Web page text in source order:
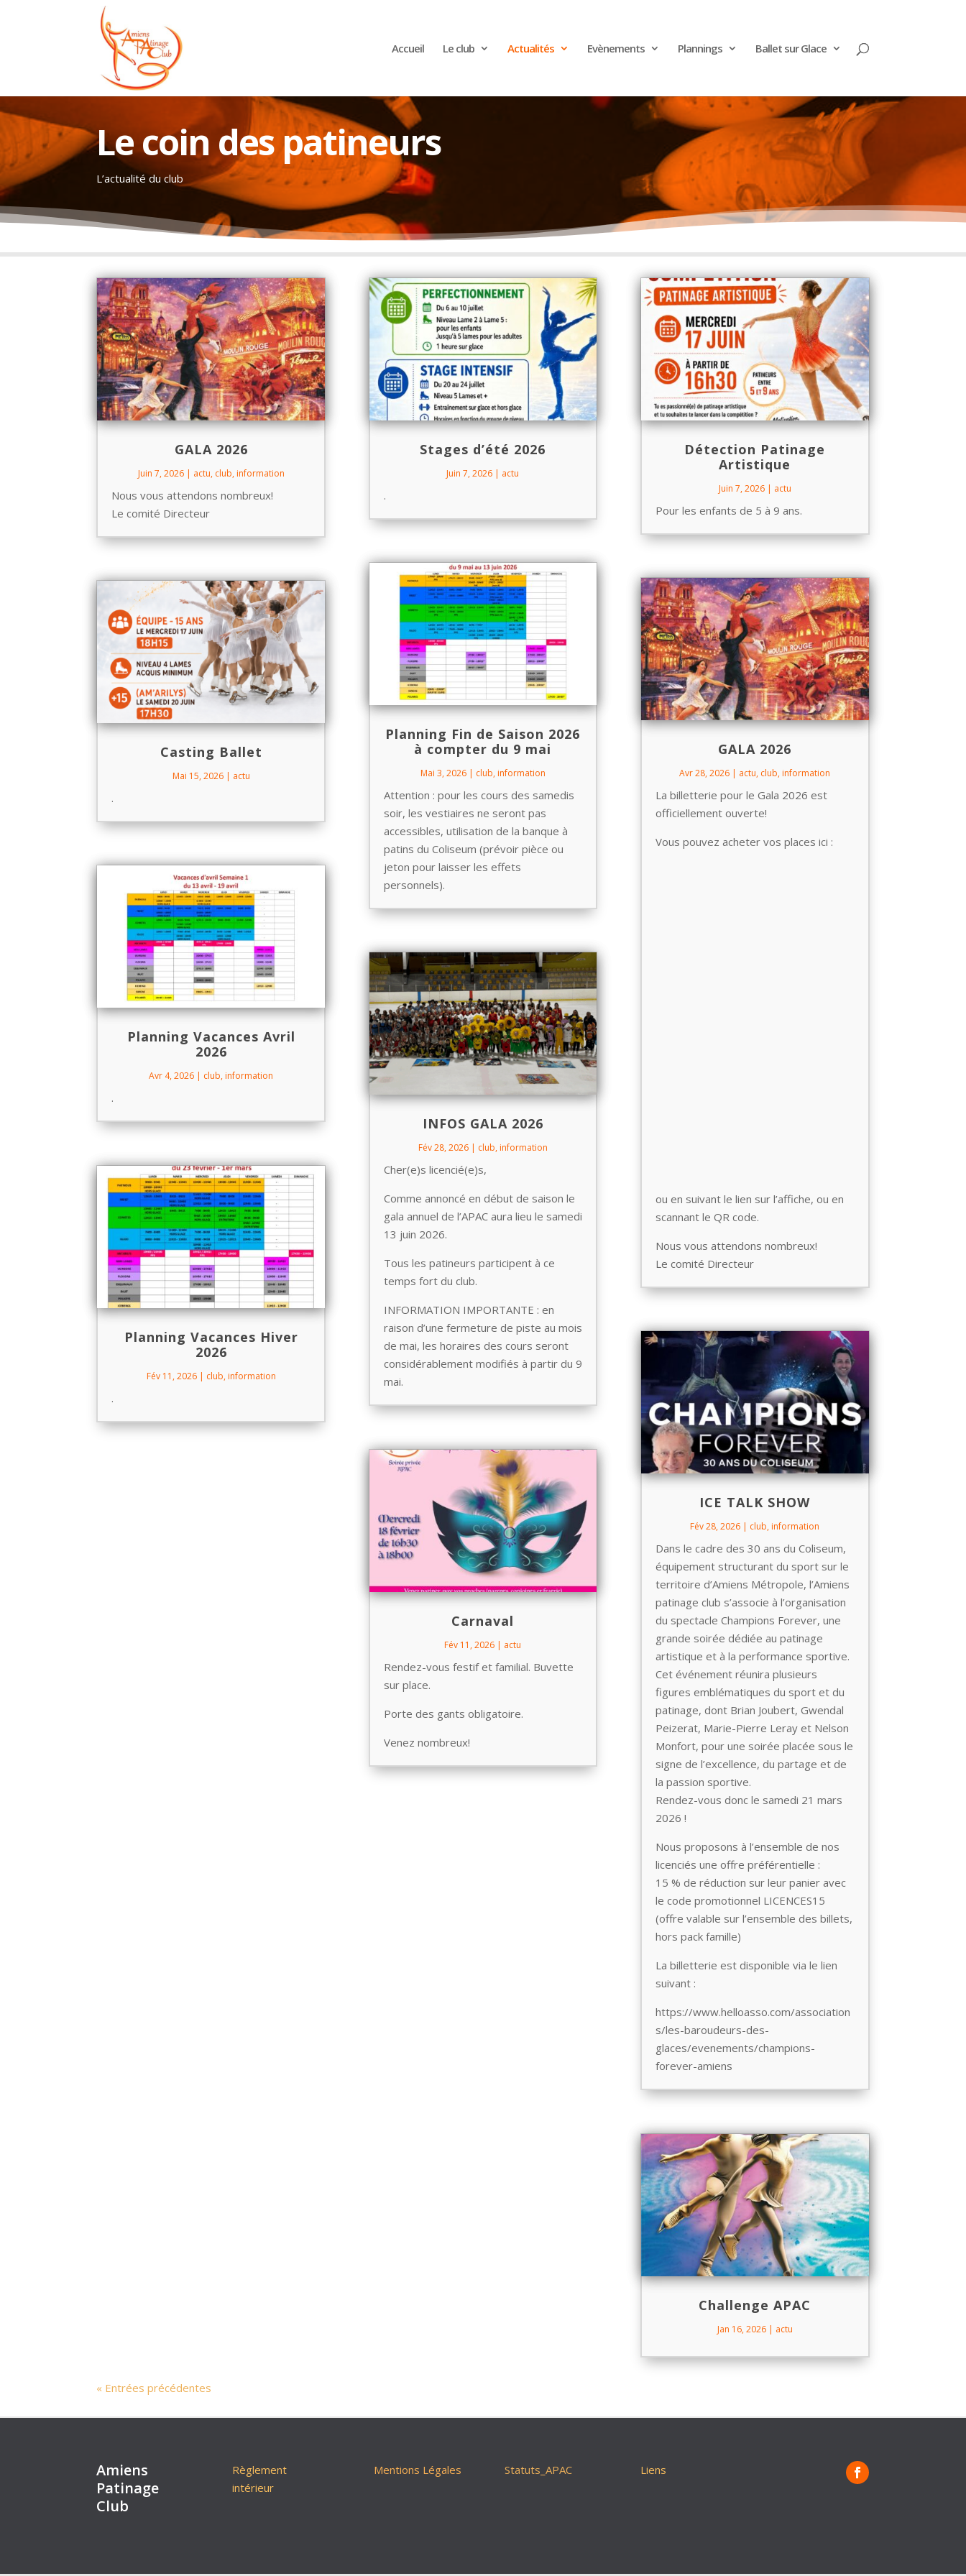
Accueil Le club Actualités Evènements Plannings Ballet sur Glace
Le coin des patineurs
L’actualité du club
GALA 2026
Juin 7, 2026| actu, club,information
Nous vous attendons nombreux!
Le comité Directeur
Casting Ballet
Mai 15, 2026| actu
.
Planning Vacances Avril
2026
Avr 4, 2026 | club,information
.
Planning Vacances Hiver
2026
Fév 11, 2026| club,information
.
Stages d’été 2026
Juin 7, 2026 | actu
.
Planning Fin de Saison 2026
à compter du 9 mai
Mai 3, 2026| club,information
Attention : pour les cours des samedis
soir, les vestiaires ne seront pas
accessibles, utilisation de la banque à
patins du Coliseum (prévoir pièce ou
jeton pour laisser les effets
personnels).
INFOS GALA 2026
Fév 28, 2026| club,information
Cher(e)s licencié(e)s,
Comme annoncé en début de saison le
gala annuel de l’APAC aura lieu le samedi
13 juin 2026.
Tous les patineurs participent à ce
temps fort du club.
INFORMATION IMPORTANTE : en
raison d’une fermeture de piste au mois
de mai, les horaires des cours seront
considérablement modifiés à partir du 9
mai.
Carnaval
Fév 11, 2026 | actu
Rendez-vous festif et familial. Buvette
sur place.
Porte des gants obligatoire.
Venez nombreux!
Détection Patinage
Artistique
Juin 7, 2026| actu
Pour les enfants de 5 à 9 ans.
GALA 2026
Avr 28, 2026 | actu, club,information
La billetterie pour le Gala 2026 est
officiellement ouverte!
Vous pouvez acheter vos places ici :
ou en suivant le lien sur l’affiche, ou en
scannant le QR code.
Nous vous attendons nombreux!
Le comité Directeur
ICE TALK SHOW
Fév 28, 2026 | club,information
Dans le cadre des 30 ans du Coliseum,
équipement structurant du sport sur le
territoire d’Amiens Métropole, l’Amiens
patinage club s’associe à l’organisation
du spectacle Champions Forever, une
grande soirée dédiée au patinage
artistique et à la performance sportive.
Cet événement réunira plusieurs
figures emblématiques du sport et du
patinage, dont Brian Joubert, Gwendal
Peizerat, Marie-Pierre Leray et Nelson
Monfort, pour une soirée placée sous le
signe de l’excellence, du partage et de
la passion sportive.
Rendez-vous donc le samedi 21 mars
2026 !
Nous proposons à l’ensemble de nos
licenciés une offre préférentielle :
15 % de réduction sur leur panier avec
le code promotionnel LICENCES15
(offre valable sur l’ensemble des billets,
hors pack famille)
La billetterie est disponible via le lien
suivant :
https://www.helloasso.com/association
s/les-baroudeurs-des-
glaces/evenements/champions-
forever-amiens
Challenge APAC
Jan 16, 2026| actu
« Entrées précédentes
Amiens
Patinage
Club
Règlement
intérieur
Mentions Légales Statuts_APAC Liens